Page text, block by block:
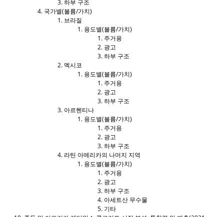
하부 구조
국가별(볼륨/가치)
브라질
용도별(볼륨/가치)
주거용
광고
하부 구조
멕시코
용도별(볼륨/가치)
주거용
광고
하부 구조
아르헨티나
용도별(볼륨/가치)
주거용
광고
하부 구조
라틴 아메리카의 나머지 지역
용도별(볼륨/가치)
주거용
광고
하부 구조
아세트산 무수물
기타